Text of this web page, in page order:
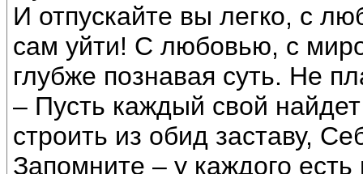
И отпускайте вы легко, с
сам уйти! С любовью, с
глубже познавая суть. Не
– Пусть каждый свой
строить из обид заставу,
Запомните – у каждого